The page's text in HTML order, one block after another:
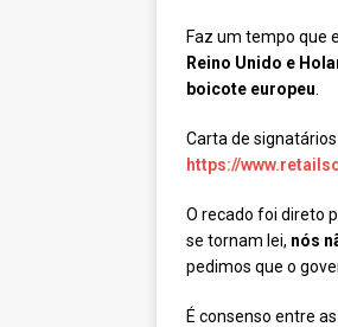
Faz um tempo que
Reino Unido e
boicote europeu
Carta de
https://
O recado foi direto
se tornam lei, nós
pedimos que o
É consenso entre